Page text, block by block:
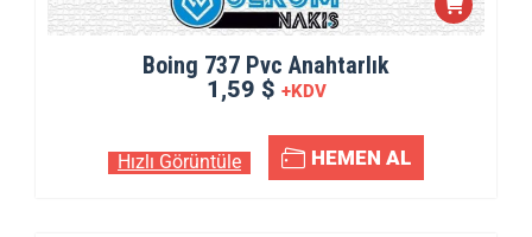
Boing 737 Pvc Anahtarlık
1,59 $ +KDV
Hızlı Görüntüle HEMEN AL